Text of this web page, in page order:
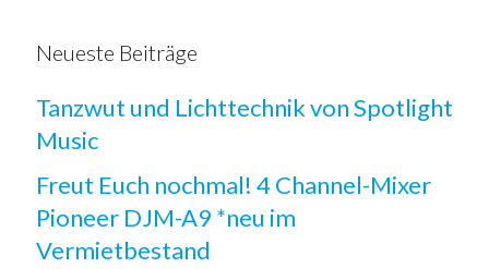
Neueste Beiträge
Tanzwut und Lichttechnik von Spotlight
Music
Freut Euch nochmal! 4 Channel-Mixer
Pioneer DJM-A9 *neu im
Vermietbestand